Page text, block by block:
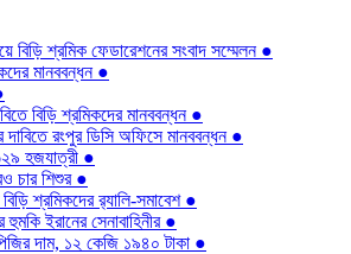
বিড়ি শ্রমিক ফেডারেশনের সংবাদ সম্মেলন ●
মানববন্ধন ●
বিড়ি শ্রমিকদের মানববন্ধন ●
দাবিতে রংপুর ডিসি অফিসে মানববন্ধন ●
হজযাত্রী ●
চার শিশুর ●
শ্রমিকদের র‌্যালি-সমাবেশ ●
ইরানের সেনাবাহিনীর ●
দাম, ১২ কেজি ১৯৪০ টাকা ●